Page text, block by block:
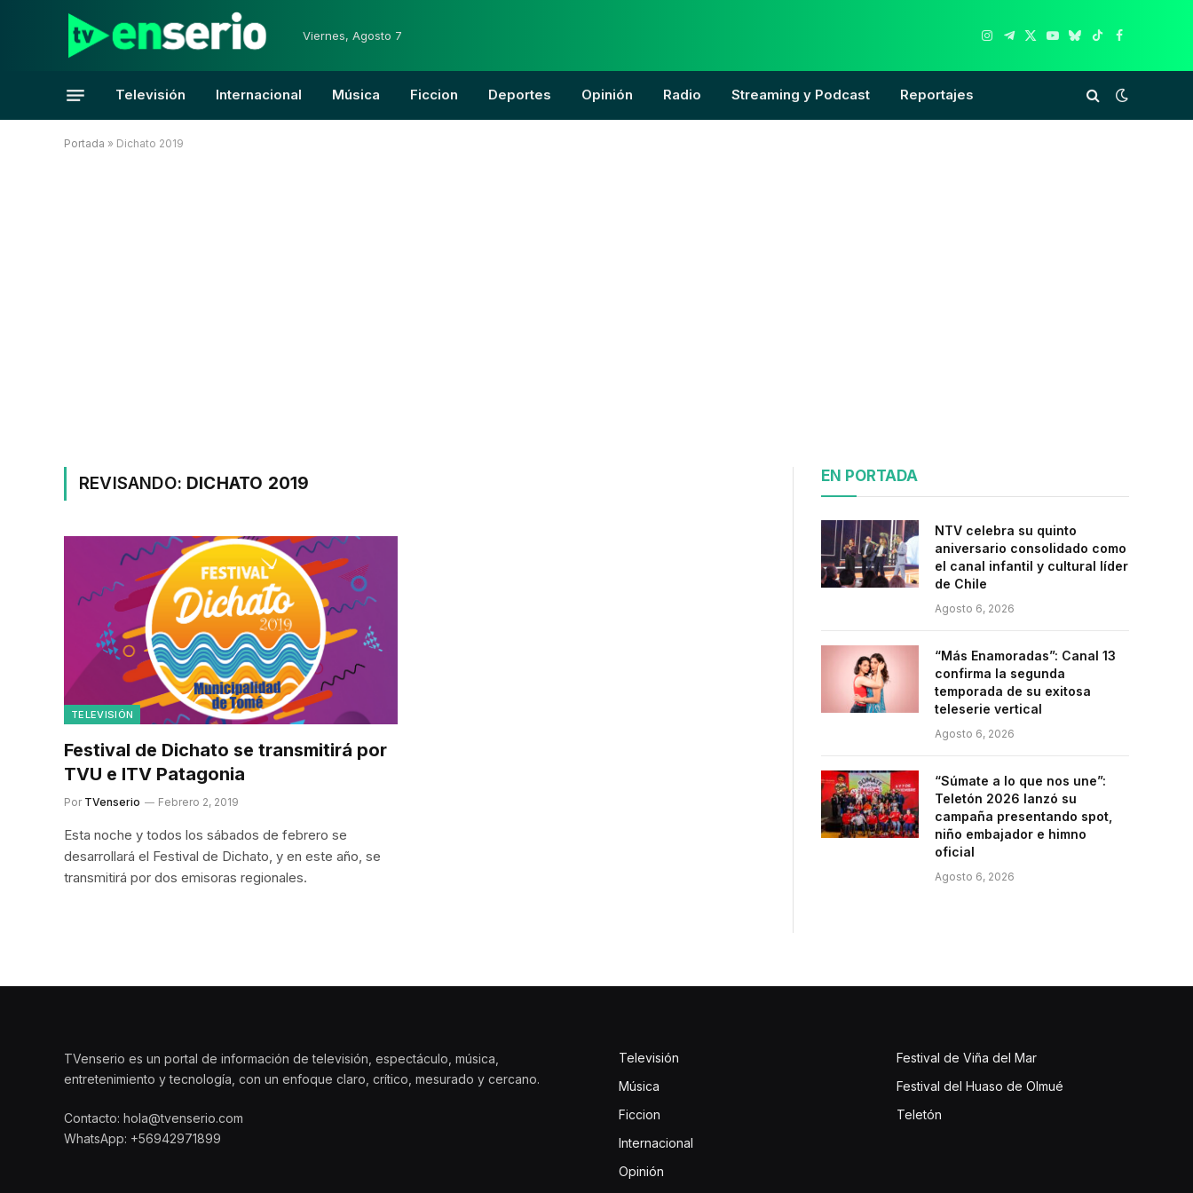
Viernes, Agosto 7
Instagram
Telegram
X
YouTube
Bluesky
TikTokFacebook
Televisión Internacional Música Ficcion Deportes Opinión Radio Streaming y Podcast Reportajes
Portada » Dichato 2019
REVISANDO: DICHATO 2019
TELEVISIÓN
Festival de Dichato se transmitirá por
TVU e ITV Patagonia
Por TVenserio Febrero 2, 2019
Esta noche y todos los sábados de febrero se
desarrollará el Festival de Dichato, y en este año, se
transmitirá por dos emisoras regionales.
EN PORTADA
NTV celebra su quinto
aniversario consolidado como
el canal infantil y cultural líder
de Chile
Agosto 6, 2026
“Más Enamoradas”: Canal 13
confirma la segunda
temporada de su exitosa
teleserie vertical
Agosto 6, 2026
“Súmate a lo que nos une”:
Teletón 2026 lanzó su
campaña presentando spot,
niño embajador e himno
oficial
Agosto 6, 2026
TVenserio es un portal de información de televisión, espectáculo, música,
entretenimiento y tecnología, con un enfoque claro, crítico, mesurado y cercano.
Contacto: hola@tvenserio.com
WhatsApp: +56942971899
Televisión
Música
Ficcion
Internacional
Opinión
Festival de Viña del Mar
Festival del Huaso de Olmué
Teletón